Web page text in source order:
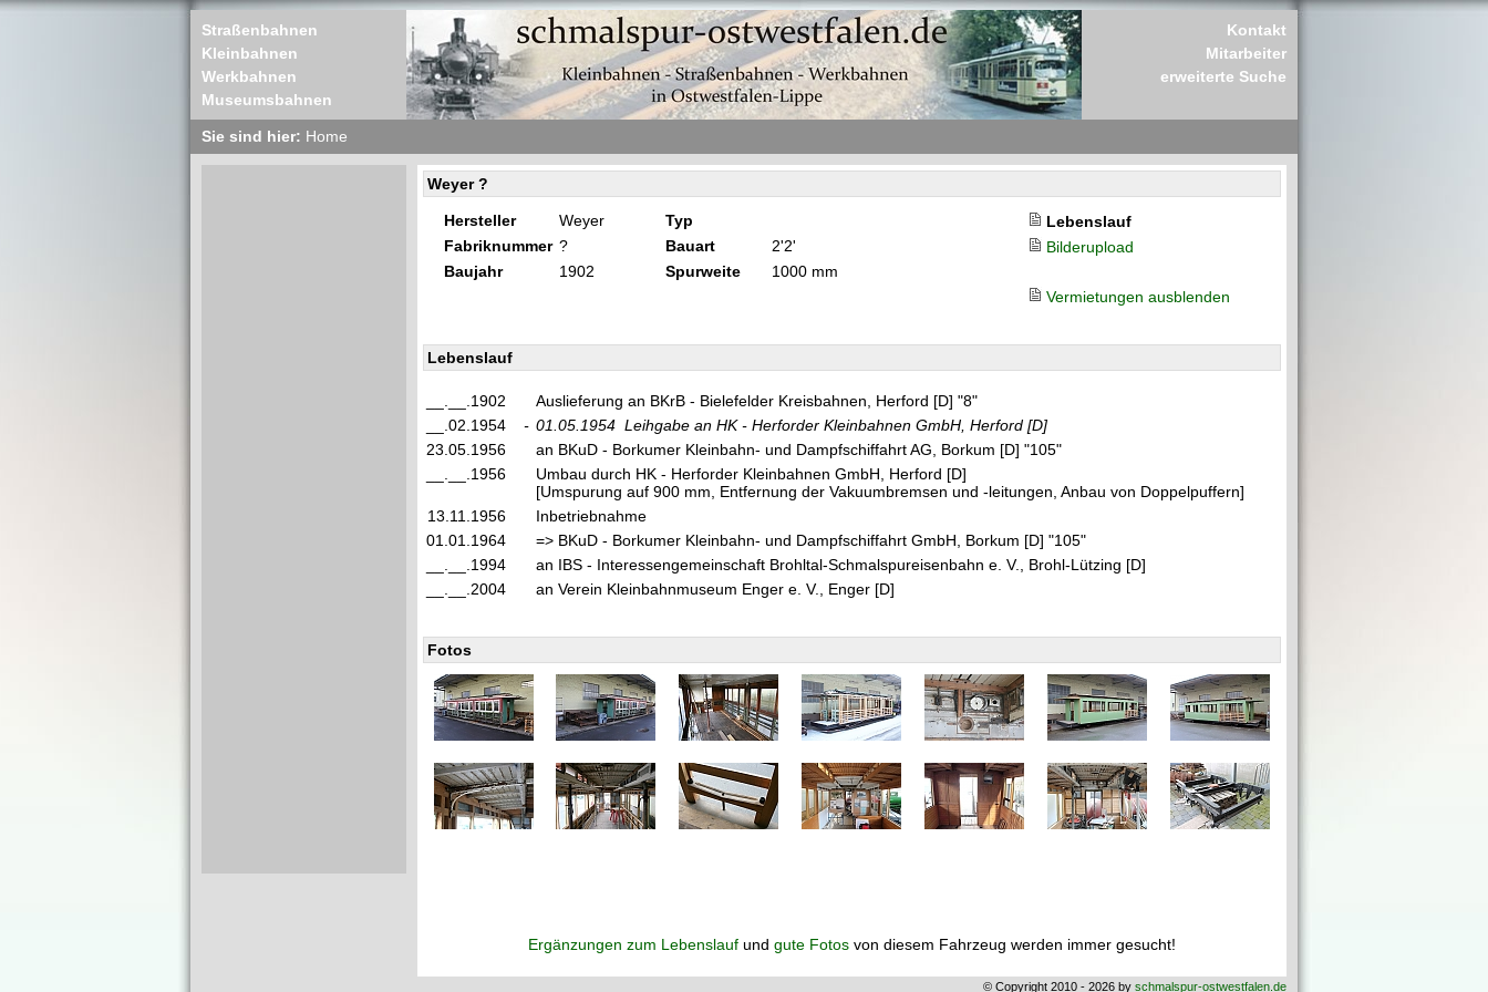
Straßenbahnen
Kleinbahnen
Werkbahnen
Museumsbahnen
Kontakt
Mitarbeiter
erweiterte Suche
Sie sind hier: Home
Weyer ?
Hersteller Weyer Typ
Lebenslauf
Fabriknummer ? Bauart 2'2'
Bilderupload
Baujahr
1902 Spurweite
1000 mm
Vermietungen ausblenden
Lebenslauf
__.__.1902
Auslieferung an BKrB - Bielefelder Kreisbahnen, Herford [D] "8"
__.02.1954
- 01.05.1954 Leihgabe an HK - Herforder Kleinbahnen GmbH, Herford [D]
23.05.1956
an BKuD - Borkumer Kleinbahn- und Dampfschiffahrt AG, Borkum [D] "105"
__.__.1956
Umbau durch HK - Herforder Kleinbahnen GmbH, Herford [D]
[Umspurung auf 900 mm, Entfernung der Vakuumbremsen und -leitungen, Anbau von Doppelpuffern]
13.11.1956
Inbetriebnahme
01.01.1964
=> BKuD - Borkumer Kleinbahn- und Dampfschiffahrt GmbH, Borkum [D] "105"
__.__.1994
an IBS - Interessengemeinschaft Brohltal-Schmalspureisenbahn e. V., Brohl-Lützing [D]
__.__.2004
an Verein Kleinbahnmuseum Enger e. V., Enger [D]
Fotos
Ergänzungen zum Lebenslauf und gute Fotos von diesem Fahrzeug werden immer gesucht!
© Copyright 2010 - 2026 by schmalspur-ostwestfalen.de